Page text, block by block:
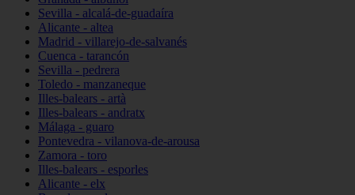
Sevilla - alcalá-de-guadaíra
Alicante - altea
Madrid - villarejo-de-salvanés
Cuenca - tarancón
Sevilla - pedrera
Toledo - manzaneque
Illes-balears - artà
Illes-balears - andratx
Málaga - guaro
Pontevedra - vilanova-de-arousa
Zamora - toro
Illes-balears - esporles
Alicante - elx